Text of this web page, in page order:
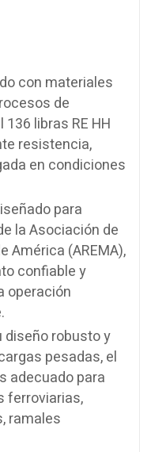
con materiales
de
libras RE HH
resistencia,
en condiciones
para
la Asociación de
América (AREMA),
confiable y
operación
diseño robusto y
pesadas, el
adecuado para
ferroviarias,
ramales